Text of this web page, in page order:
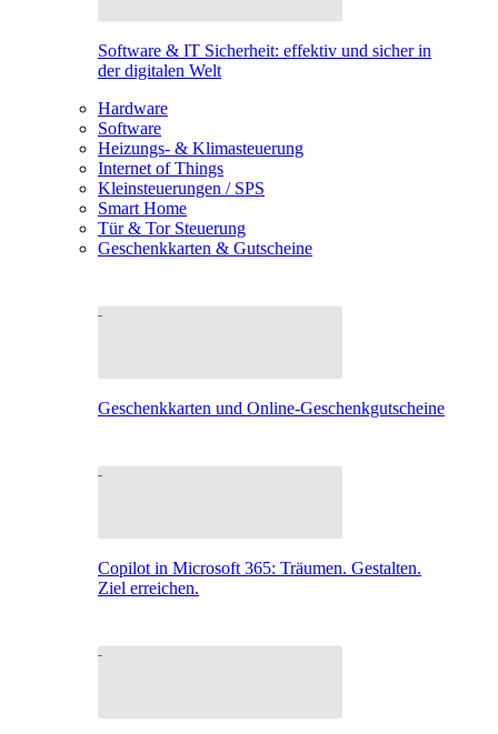
Software & IT Sicherheit: effektiv und sicher in
der digitalen Welt
Hardware
Software
Heizungs- & Klimasteuerung
Internet of Things
Kleinsteuerungen / SPS
Smart Home
Tür & Tor Steuerung
Geschenkkarten & Gutscheine
Geschenkkarten und Online-Geschenkgutscheine
Copilot in Microsoft 365: Träumen. Gestalten.
Ziel erreichen.